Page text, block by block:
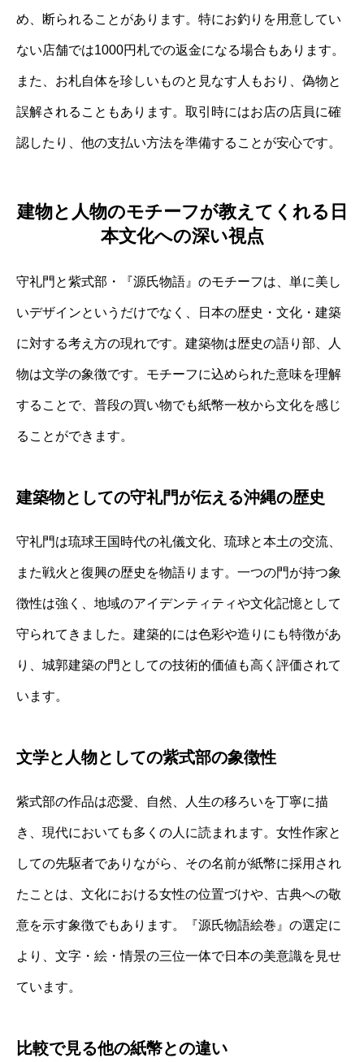
め、断られることがあります。特にお釣りを用意してい
ない店舗では1000円札での返金になる場合もあります。
また、お札自体を珍しいものと見なす人もおり、偽物と
誤解されることもあります。取引時にはお店の店員に確
認したり、他の支払い方法を準備することが安心です。
建物と人物のモチーフが教えてくれる日
本文化への深い視点
守礼門と紫式部・『源氏物語』のモチーフは、単に美し
いデザインというだけでなく、日本の歴史・文化・建築
に対する考え方の現れです。建築物は歴史の語り部、人
物は文学の象徴です。モチーフに込められた意味を理解
することで、普段の買い物でも紙幣一枚から文化を感じ
ることができます。
建築物としての守礼門が伝える沖縄の歴史
守礼門は琉球王国時代の礼儀文化、琉球と本土の交流、
また戦火と復興の歴史を物語ります。一つの門が持つ象
徴性は強く、地域のアイデンティティや文化記憶として
守られてきました。建築的には色彩や造りにも特徴があ
り、城郭建築の門としての技術的価値も高く評価されて
います。
文学と人物としての紫式部の象徴性
紫式部の作品は恋愛、自然、人生の移ろいを丁寧に描
き、現代においても多くの人に読まれます。女性作家と
しての先駆者でありながら、その名前が紙幣に採用され
たことは、文化における女性の位置づけや、古典への敬
意を示す象徴でもあります。『源氏物語絵巻』の選定に
より、文字・絵・情景の三位一体で日本の美意識を見せ
ています。
比較で見る他の紙幣との違い